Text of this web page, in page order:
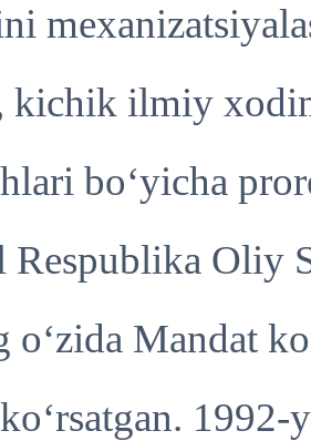
kichik ilmiy
bo‘yicha
Respublika Oliy
o‘zida Mandat